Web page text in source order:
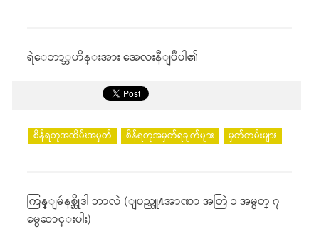
ရဲေဘာ္ဘဟိန္းအား အေလးနီျပဳပါ၏
စိန်ရတုအထိမ်းအမှတ် စိန်ရတုအမှတ်ရချက်များ မှတ်တမ်းများ
ကြန္ျမဴနစ္ဆိုဒါ ဘာလဲ (ျပည္သူ႔အာဏာ အတြဲ ၁ အမွတ္ ၇
မွေဆာင္းပါး)